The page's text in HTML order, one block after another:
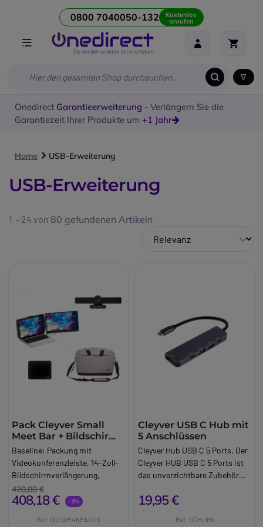
0800 7040050-132 Kostenlos
anrufen
Onedirect Garantieerweiterung - Verlängern Sie die
Garantiezeit Ihrer Produkte um +1 Jahr
Home USB-Erweiterung
USB-Erweiterung
1 - 24 von 80 gefundenen Artikeln
Pack Cleyver Small
Meet Bar + Bildschirm
Erweiterung + Mouse
Pad + Laptop-Tasche
15,6''
Baseline: Packung mit
Videokonferenzleiste, 14-Zoll-
Bildschirmverlängerung,
Mauspad und Laptoptasche für
umfassende Produktivität.
Long_description:
420,80 €
408,18 € -3%
Ref: ODCAM4KPACKS
Cleyver USB C Hub mit
5 Anschlüssen
Cleyver Hub USB C 5 Ports. Der
Cleyver HUB USB C 5 Ports ist
das unverzichtbare Zubehör
Konnektivitätsbedürfnisse. Mit
Anschlüssen (USB-C, USB-A,
19,95 €
Ref: ODHUB5